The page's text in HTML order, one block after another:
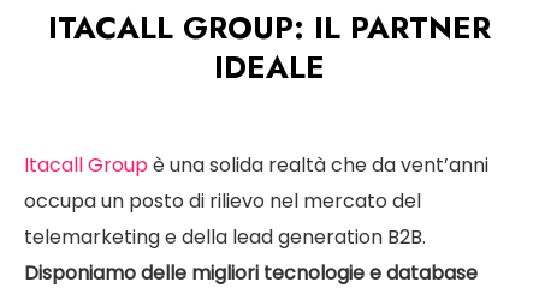
ITACALL GROUP: IL PARTNER
IDEALE
Itacall Groupè una solida realtà che da vent’anni
occupa un posto di rilievo nel mercato del
telemarketing e della lead generation B2B.
Disponiamo delle migliori tecnologie e database